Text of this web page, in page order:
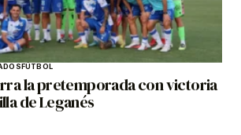
FÚTBOL
la pretemporada con victoria
de Leganés